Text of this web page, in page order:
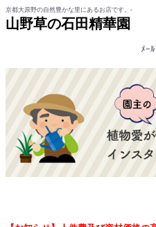
京都大原野の自然豊かな里にあるお店です。-
山野草の石田精華園
ﾒｰ